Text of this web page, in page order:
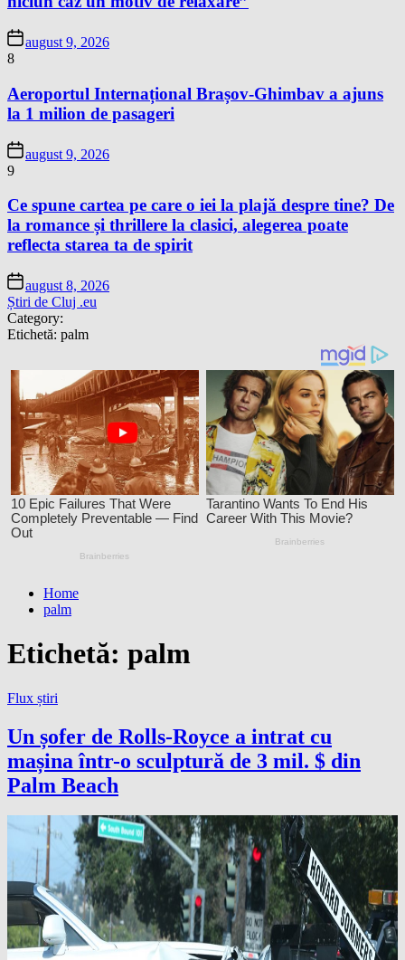
august 9, 2026
8
Aeroportul Internațional Brașov-Ghimbav a ajuns
la 1 milion de pasageri
august 9, 2026
9
Ce spune cartea pe care o iei la plajă despre tine? De
la romance și thrillere la clasici, alegerea poate
reflecta starea ta de spirit
august 8, 2026
Știri de Cluj .eu
Category:
Etichetă: palm
Home
palm
Etichetă: palm
Flux știri
Un șofer de Rolls-Royce a intrat cu
mașina într-o sculptură de 3 mil. $ din
Palm Beach